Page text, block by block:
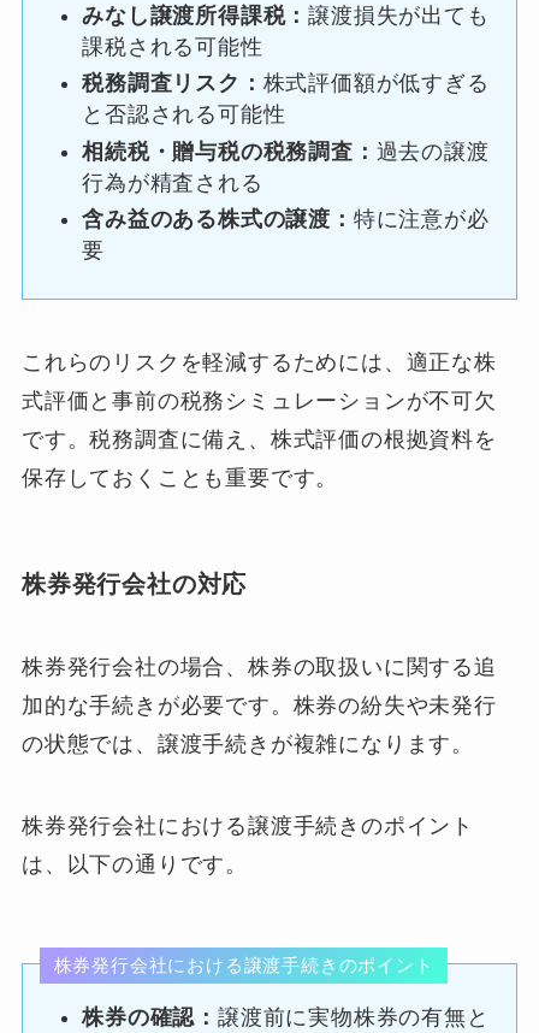
みなし譲渡所得課税：譲渡損失が出ても
課税される可能性
税務調査リスク： 株式評価額が低すぎる
と否認される可能性
相続税・贈与税の税務調査： 過去の譲渡
行為が精査される
含み益のある株式の譲渡： 特に注意が必
要
これらのリスクを軽減するためには、適正な株
式評価と事前の税務シミュレーションが不可欠
です。税務調査に備え、株式評価の根拠資料を
保存しておくことも重要です。
株券発行会社の対応
株券発行会社の場合、株券の取扱いに関する追
加的な手続きが必要です。株券の紛失や未発行
の状態では、譲渡手続きが複雑になります。
株券発行会社における譲渡手続きのポイント
は、以下の通りです。
株券発行会社における譲渡手続きのポイント
株券の確認：譲渡前に実物株券の有無と